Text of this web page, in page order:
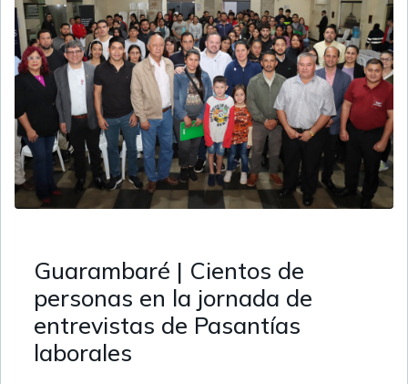
Guarambaré | Cientos de
personas en la jornada de
entrevistas de Pasantías
laborales